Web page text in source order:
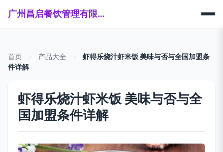
广州昌启餐饮管理有限公司
首页 产品大全
虾得乐烧汁虾米饭 美味与否与全国加盟条
件详解
虾得乐烧汁虾米饭 美味与否与全
国加盟条件详解